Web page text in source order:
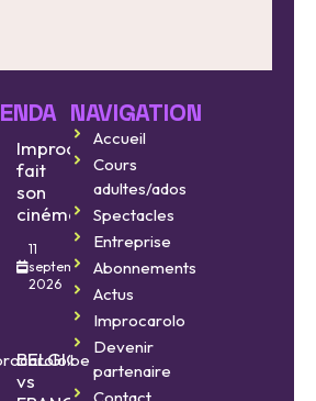
Improcarolo
fait
son
cinéma
11
septembre
2026
BELGIQUE
vs
NAVIGATION
Accueil
Cours
adultes/ados
Spectacles
Entreprise
Abonnements
Actus
Improcarolo
Devenir
partenaire